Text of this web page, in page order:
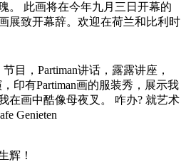
。 此画将在今年九月三日开幕的
展致开幕辞。欢迎在荷兰和比利时
目，Partiman讲话，露露讲座，
，印有Partiman画的服装秀，展示我
在画中酷像母夜叉。 咋办? 就艺术
Genieten
辉！